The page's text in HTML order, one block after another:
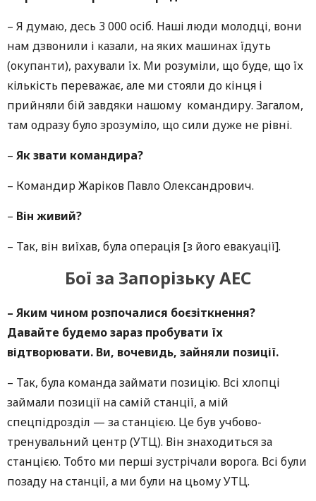
– Я думаю, десь 3 000 осіб. Наші люди молодці, вони
нам дзвонили і казали, на яких машинах їдуть
(окупанти), рахували їх. Ми розуміли, що буде, що їх
кількість переважає, але ми стояли до кінця і
прийняли бій завдяки нашому командиру. Загалом,
там одразу було зрозуміло, що сили дуже не рівні.
– Як звати командира?
– Командир Жаріков Павло Олександрович.
– Він живий?
– Так, він виїхав, була операція [з його евакуації].
Бої за Запорізьку АЕС
– Яким чином розпочалися боєзіткнення?
Давайте будемо зараз пробувати їх
відтворювати. Ви, вочевидь, зайняли позиції.
– Так, була команда займати позицію. Всі хлопці
займали позиції на самій станції, а мій
спецпідрозділ — за станцією. Це був учбово-
тренувальний центр (УТЦ). Він знаходиться за
станцією. Тобто ми перші зустрічали ворога. Всі були
позаду на станції, а ми були на цьому УТЦ.